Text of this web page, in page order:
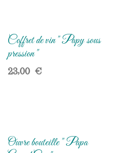
Coffret de vin " Papy sous
pression "
23,00€
Ouvre bouteille " Papa